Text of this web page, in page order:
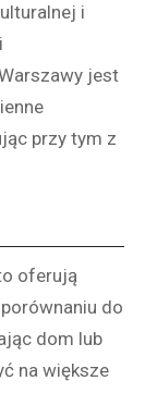
i
jest
przy tym z
oferują
do
dom lub
na większe